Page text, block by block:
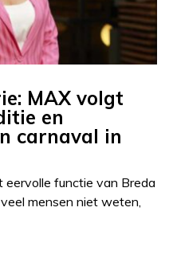
MAX volgt
en
carnaval in
eervolle functie van Breda
mensen niet weten,